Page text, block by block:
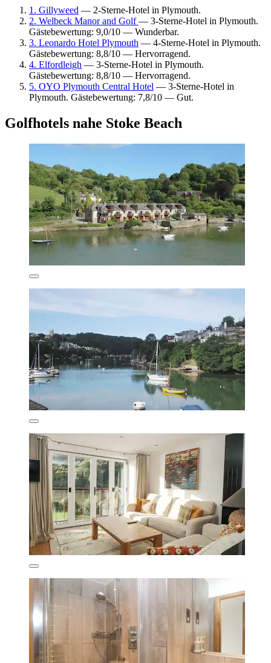
1. Gillyweed — 2-Sterne-Hotel in Plymouth.
2. Welbeck Manor and Golf— 3-Sterne-Hotel in Plymouth.
Gästebewertung: 9,0/10 — Wunderbar.
3. Leonardo Hotel Plymouth — 4-Sterne-Hotel in Plymouth.
Gästebewertung: 8,8/10 — Hervorragend.
4. Elfordleigh — 3-Sterne-Hotel in Plymouth.
Gästebewertung: 8,8/10 — Hervorragend.
5. OYO Plymouth Central Hotel — 3-Sterne-Hotel in
Plymouth. Gästebewertung: 7,8/10 — Gut.
Golfhotels nahe Stoke Beach